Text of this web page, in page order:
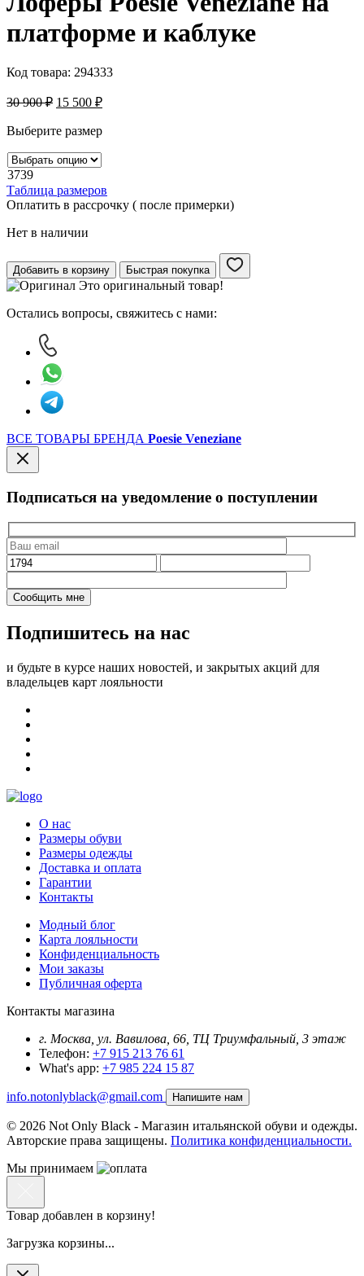
платформе и каблуке
Код товара: 294333
30 900₽ 15 500 ₽
Выберите размер
3739
Таблица размеров
Оплатить в рассрочку ( после примерки)
Нет в наличии
Добавить в корзину Быстрая покупка
Это оригинальный товар!
Остались вопросы, свяжитесь с нами:
ВСЕ ТОВАРЫ БРЕНДА Poesie Veneziane
Подписаться на уведомление о поступлении
Подпишитесь на нас
и будьте в курсе наших новостей, и закрытых акций для
владельцев карт лояльности
О нас
Размеры обуви
Размеры одежды
Доставка и оплата
Гарантии
Контакты
Модный блог
Карта лояльности
Конфиденциальность
Мои заказы
Публичная оферта
Контакты магазина
г. Москва, ул. Вавилова, 66, ТЦ Триумфальный, 3 этаж
Телефон: +7 915 213 76 61
What's app: +7 985 224 15 87
info.notonlyblack@gmail.com Напишите нам
© 2026 Not Only Black - Магазин итальянской обуви и одежды.
Авторские права защищены. Политика конфиденциальности.
Мы принимаем
Товар добавлен в корзину!
Загрузка корзины...